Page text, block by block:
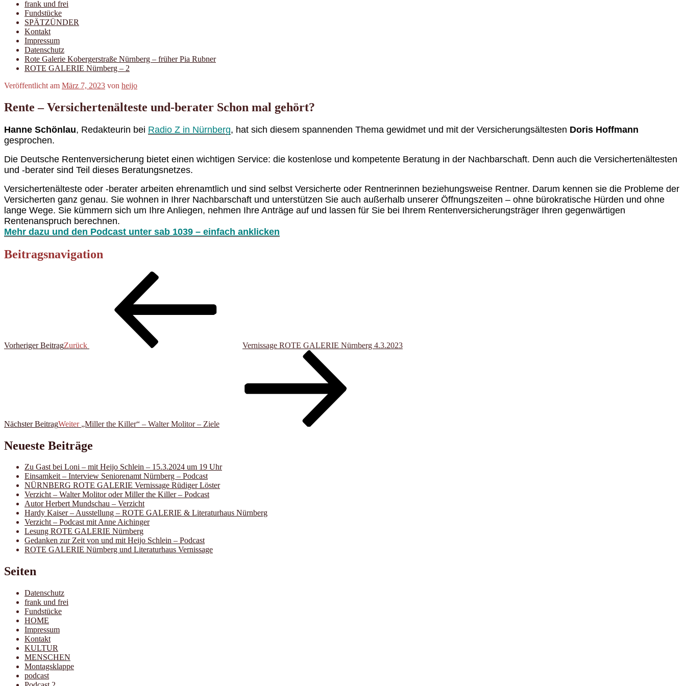
frank und frei
Fundstücke
SPÄTZÜNDER
Kontakt
Impressum
Datenschutz
Rote Galerie Kobergerstraße Nürnberg – früher Pia Rubner
ROTE GALERIE Nürnberg – 2
Veröffentlicht am März 7, 2023 von heijo
Rente – Versichertenälteste und-berater Schon mal gehört?
Hanne Schönlau, Redakteurin bei Radio Z in Nürnberg, hat sich diesem spannenden Thema gewidmet und mit der Versicherungsältesten Doris Hoffmann
gesprochen.
Die Deutsche Rentenversicherung bietet einen wichtigen Service: die kostenlose und kompetente Beratung in der Nachbarschaft. Denn auch die Versichertenältesten
und -berater sind Teil dieses Beratungsnetzes.
Versichertenälteste oder -berater arbeiten ehrenamtlich und sind selbst Versicherte oder Rentnerinnen beziehungsweise Rentner. Darum kennen sie die Probleme der
Versicherten ganz genau. Sie wohnen in Ihrer Nachbarschaft und unterstützen Sie auch außerhalb unserer Öffnungszeiten – ohne bürokratische Hürden und ohne
lange Wege. Sie kümmern sich um Ihre Anliegen, nehmen Ihre Anträge auf und lassen für Sie bei Ihrem Rentenversicherungsträger Ihren gegenwärtigen
Rentenanspruch berechnen.
Mehr dazu und den Podcast unter sab 1039 – einfach anklicken
Beitragsnavigation
Vorheriger BeitragZurück Vernissage ROTE GALERIE Nürnberg 4.3.2023
Nächster BeitragWeiter „Miller the Killer“ – Walter Molitor – Ziele
Neueste Beiträge
Zu Gast bei Loni – mit Heijo Schlein – 15.3.2024 um 19 Uhr
Einsamkeit – Interview Seniorenamt Nürnberg – Podcast
NÜRNBERG ROTE GALERIE Vernissage Rüdiger Löster
Verzicht – Walter Molitor oder Miller the Killer – Podcast
Autor Herbert Mundschau – Verzicht
Hardy Kaiser – Ausstellung – ROTE GALERIE & Literaturhaus Nürnberg
Verzicht – Podcast mit Anne Aichinger
Lesung ROTE GALERIE Nürnberg
Gedanken zur Zeit von und mit Heijo Schlein – Podcast
ROTE GALERIE Nürnberg und Literaturhaus Vernissage
Seiten
Datenschutz
frank und frei
Fundstücke
HOME
Impressum
Kontakt
KULTUR
MENSCHEN
Montagsklappe
podcast